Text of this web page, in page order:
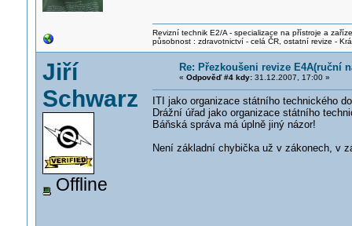
Revizní technik E2/A - specializace na přístroje a
působnost : zdravotnictví - celá ČR, ostatní revize -
Jiří
Schwarz
Offline
Re: Přezkoušeni revize E4A(ruční
« Odpověď #4 kdy:31.12.2007, 17:00 »
ITI jako organizace státního technického
Drážní úřad jako organizace státního
Báňská správa má úplně jiný názor!
Není základní chybička už v zákonech, v